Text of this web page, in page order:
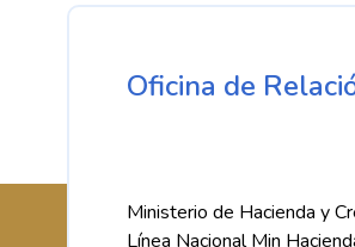
Oficina de
Ministerio de Hacienda y
Línea Nacional Min